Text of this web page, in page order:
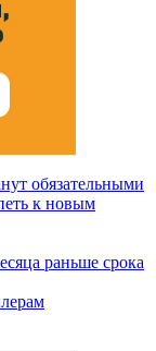
обязательными
к новым
раньше срока